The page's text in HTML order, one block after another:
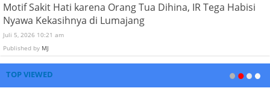
Motif Sakit Hati karena Orang Tua Dihina, IR Tega Habisi
Nyawa Kekasihnya di Lumajang
Juli 5, 2026 10:21 am
Published by MJ
TOP VIEWED